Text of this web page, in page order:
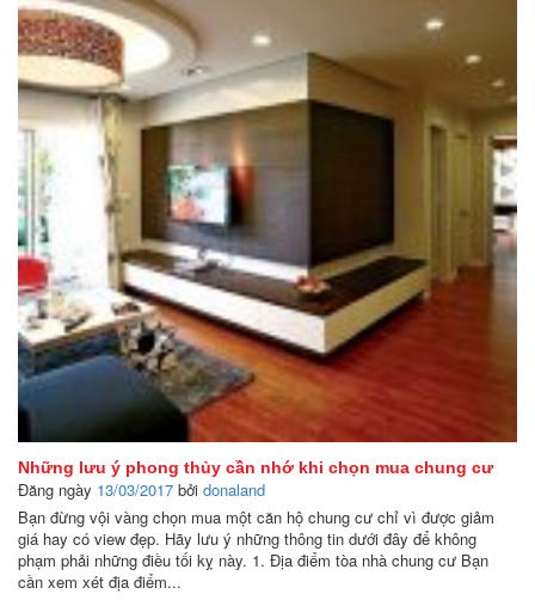
Những lưu ý phong thủy cần nhớ khi chọn mua chung cư
Đăng ngày 13/03/2017 bởi donaland
Bạn đừng vội vàng chọn mua một căn hộ chung cư chỉ vì được giảm
giá hay có view đẹp. Hãy lưu ý những thông tin dưới đây để không
phạm phải những điều tối kỵ này. 1. Địa điểm tòa nhà chung cư Bạn
cần xem xét địa điểm...